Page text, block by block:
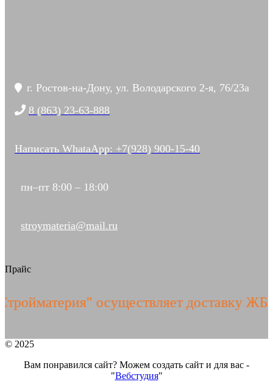
г. Ростов-на-Дону, ул. Володарского 2-я, 76/23а
8 (863) 23-63-888
Написать WhataApp: +7(928) 900-15-40
пн–пт 8:00 – 18:00
stroymateria@mail.ru
Прайс
осуществляет доставку ЖБИ
© 2025
Вам понравился сайт? Можем создать сайт и для вас -
"Вебстудия"